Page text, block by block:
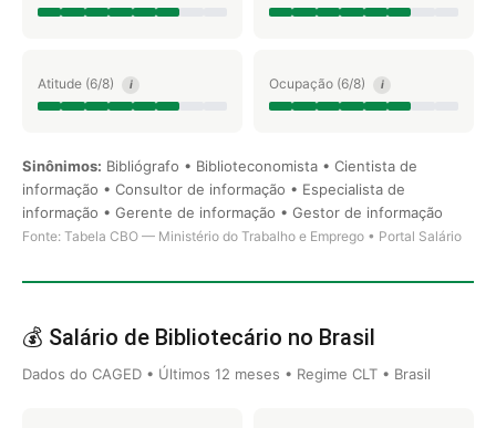
Atitude (6/8) i Ocupação (6/8) i
Sinônimos: Bibliógrafo • Biblioteconomista • Cientista de
informação • Consultor de informação • Especialista de
informação • Gerente de informação • Gestor de informação
Fonte: Tabela CBO — Ministério do Trabalho e Emprego • Portal Salário
💰 Salário de Bibliotecário no Brasil
Dados do CAGED • Últimos 12 meses • Regime CLT • Brasil